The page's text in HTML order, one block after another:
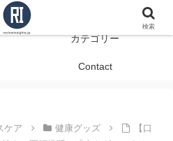
当に役立つ商品レビュー
カテゴリー
Contact
ケア 健康グッズ
【口
検索